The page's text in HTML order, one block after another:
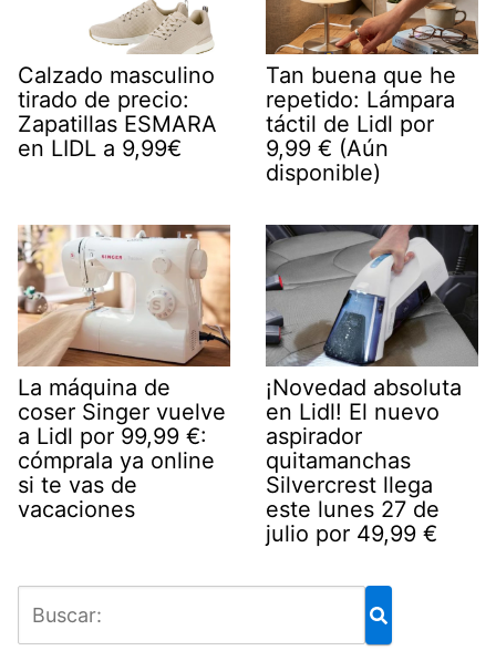
Calzado masculino
tirado de precio:
Zapatillas ESMARA
en LIDL a 9,99€
Tan buena que he
repetido: Lámpara
táctil de Lidl por
9,99 € (Aún
disponible)
La máquina de
coser Singer vuelve
a Lidl por 99,99 €:
cómprala ya online
si te vas de
vacaciones
¡Novedad absoluta
en Lidl! El nuevo
aspirador
quitamanchas
Silvercrest llega
este lunes 27 de
julio por 49,99 €